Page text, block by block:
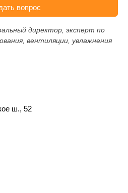
вопрос
директор, эксперт по
вентиляции, увлажнения
ш., 52